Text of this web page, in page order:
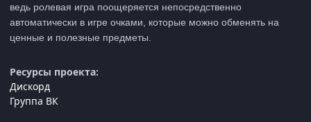
ведь ролевая игра поощеряется непосредственно
автоматически в игре очками, которые можно обменять на
ценные и полезные предметы.
Ресурсы проекта:
Дискорд
Группа ВК